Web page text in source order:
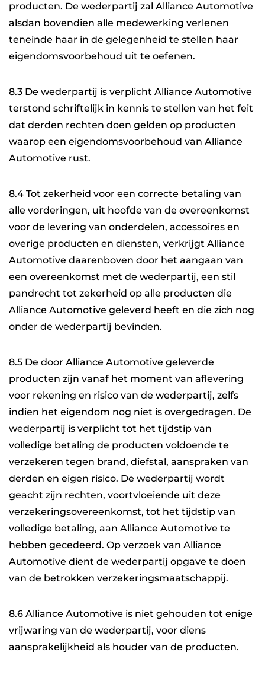
producten. De wederpartij zal Alliance Automotive
alsdan bovendien alle medewerking verlenen
teneinde haar in de gelegenheid te stellen haar
eigendomsvoorbehoud uit te oefenen.
8.3 De wederpartij is verplicht Alliance Automotive
terstond schriftelijk in kennis te stellen van het feit
dat derden rechten doen gelden op producten
waarop een eigendomsvoorbehoud van Alliance
Automotive rust.
8.4 Tot zekerheid voor een correcte betaling van
alle vorderingen, uit hoofde van de overeenkomst
voor de levering van onderdelen, accessoires en
overige producten en diensten, verkrijgt Alliance
Automotive daarenboven door het aangaan van
een overeenkomst met de wederpartij, een stil
pandrecht tot zekerheid op alle producten die
Alliance Automotive geleverd heeft en die zich nog
onder de wederpartij bevinden.
8.5 De door Alliance Automotive geleverde
producten zijn vanaf het moment van aflevering
voor rekening en risico van de wederpartij, zelfs
indien het eigendom nog niet is overgedragen. De
wederpartij is verplicht tot het tijdstip van
volledige betaling de producten voldoende te
verzekeren tegen brand, diefstal, aanspraken van
derden en eigen risico. De wederpartij wordt
geacht zijn rechten, voortvloeiende uit deze
verzekeringsovereenkomst, tot het tijdstip van
volledige betaling, aan Alliance Automotive te
hebben gecedeerd. Op verzoek van Alliance
Automotive dient de wederpartij opgave te doen
van de betrokken verzekeringsmaatschappij.
8.6 Alliance Automotive is niet gehouden tot enige
vrijwaring van de wederpartij, voor diens
aansprakelijkheid als houder van de producten.